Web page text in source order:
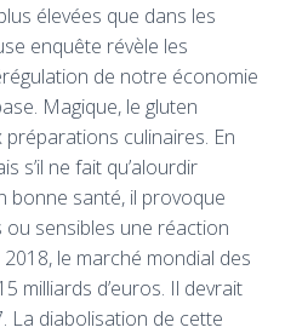
élevées que dans les
enquête révèle les
de notre économie
Magique, le gluten
culinaires. En
s’il ne fait qu’alourdir
bonne santé, il provoque
sensibles une réaction
le marché mondial des
milliards d’euros. Il devrait
La diabolisation de cette